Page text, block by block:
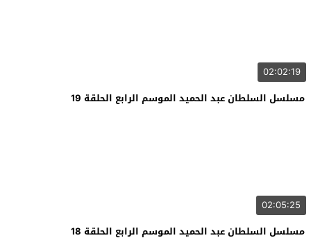
02:02:19
مسلسل السلطان عبد الحميد الموسم الرابع الحلقة 19
02:05:25
مسلسل السلطان عبد الحميد الموسم الرابع الحلقة 18